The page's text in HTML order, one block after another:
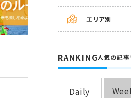
エリア別
RANKING人気の記
Daily